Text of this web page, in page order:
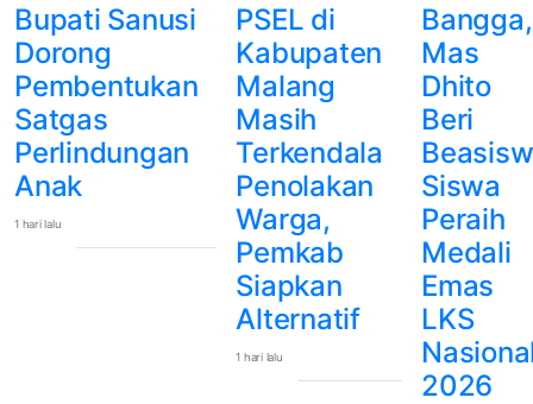
Bupati Sanusi
Dorong
Pembentukan
Satgas
Perlindungan
Anak
1 hari lalu
PSEL di
Kabupaten
Malang
Masih
Terkendala
Penolakan
Warga,
Pemkab
Siapkan
Alternatif
1 hari lalu
Bangga,
Mas
Dhito
Beri
Siswa
Peraih
Medali
Emas
LKS
2026